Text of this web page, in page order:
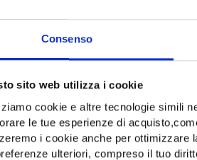
Consenso
sito web utilizza i cookie
cookie e altre tecnologie simili
le tue esperienze di
i cookie anche per ottimizzare
ulteriori, compreso il tuo